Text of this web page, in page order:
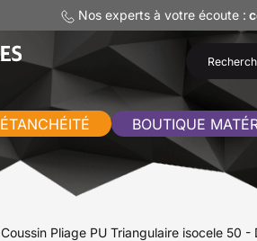
Nos experts à votre écoute :
ÉTANCHÉITÉ BOUTIQUE
Coussin Pliage PU Triangulaire isocele 50